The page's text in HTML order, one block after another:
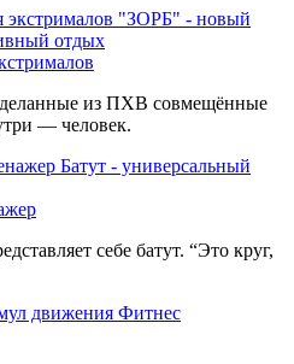
"ЗОРБ" - новый
отдых
из ПХВ совмещённые
— человек.
Батут - универсальный
себе батут. “Это круг,
движения Фитнес